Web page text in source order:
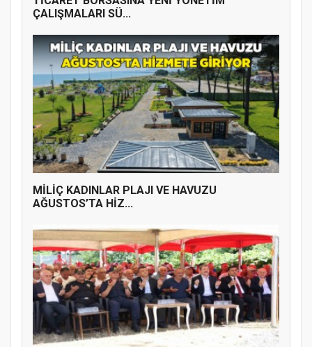
ÇALIŞMALARI SÜ...
MİLİÇ KADINLAR PLAJI VE HAVUZU
AĞUSTOS’TA HİZ...